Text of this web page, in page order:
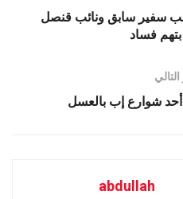
سفير سابق ونائب قنصل
فساد
شوارع إب بالعسل
abdullah